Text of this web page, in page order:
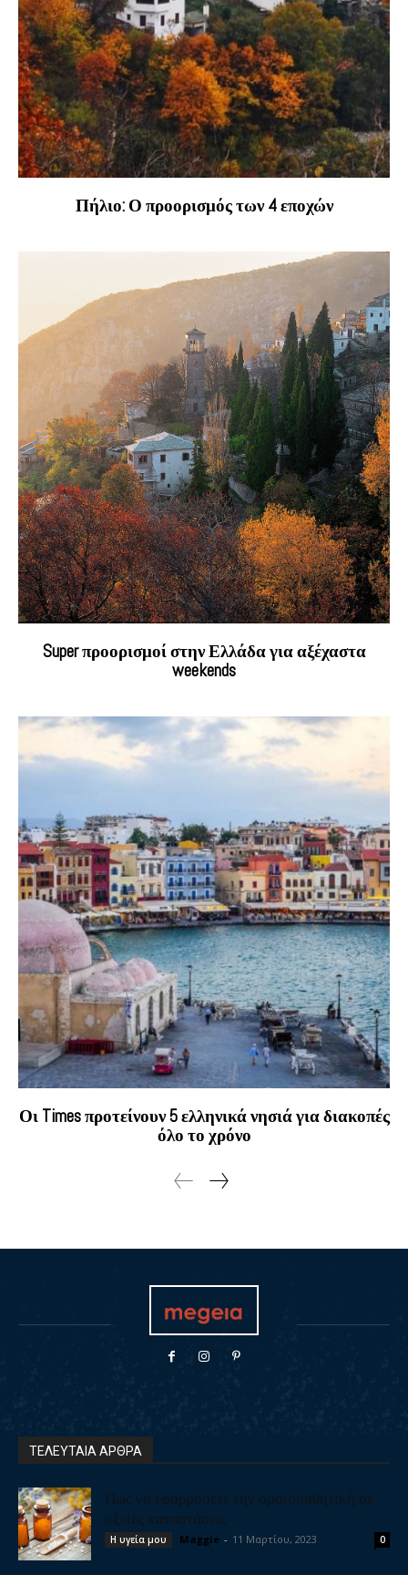
Πήλιο: Ο προορισμός των 4 εποχών
Super προορισμοί στην Ελλάδα για αξέχαστα
weekends
Οι Times προτείνουν 5 ελληνικά νησιά για διακοπές
όλο το χρόνο
ΤΕΛΕΥΤΑΙΑ ΑΡΘΡΑ
Πως να εφαρμόσετε την ομοιοπαθητική σε
οξείες καταστάσεις
Η υγεία μου Maggie - 11 Μαρτίου, 2023 0